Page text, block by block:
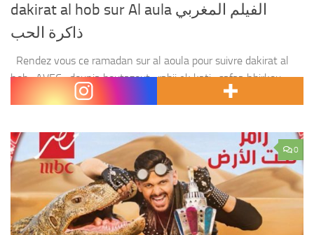
dakirat al hob sur Al aula الفيلم المغربي
ذاكرة الحب
Rendez vous ce ramadan sur al aoula pour suivre dakirat al
hob . AVEC : dounia boutazout , rabii ek kati , safaa hbirkou ,
oussama bastaoui et d’autres Film : dakirat al...
0